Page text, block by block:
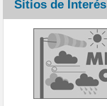
Sitios de Interés